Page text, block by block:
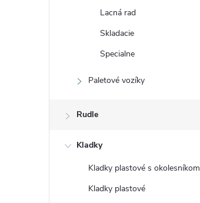
Lacná rad
Skladacie
Specialne
Paletové vozíky
Rudle
Kladky
Kladky plastové s okolesníkom
Kladky plastové